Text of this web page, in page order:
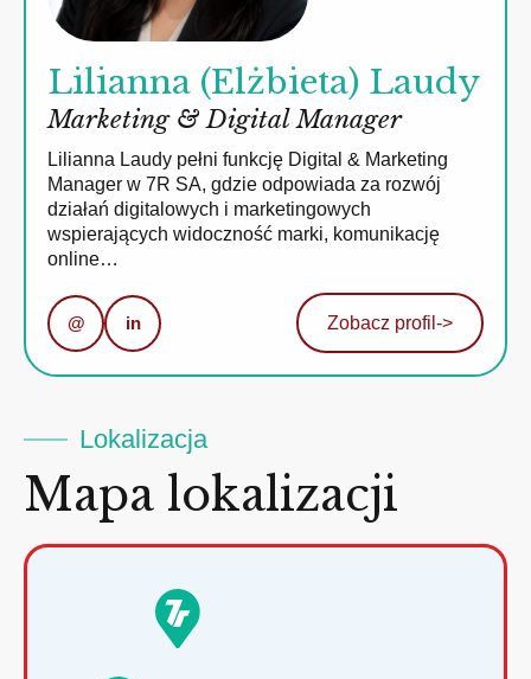
Lilianna (Elżbieta) Laudy
Marketing & Digital Manager
Lilianna Laudy pełni funkcję Digital & Marketing
Manager w 7R SA, gdzie odpowiada za rozwój
działań digitalowych i marketingowych
wspierających widoczność marki, komunikację
online…
@ in Zobacz profil ->
Lokalizacja
Mapa lokalizacji